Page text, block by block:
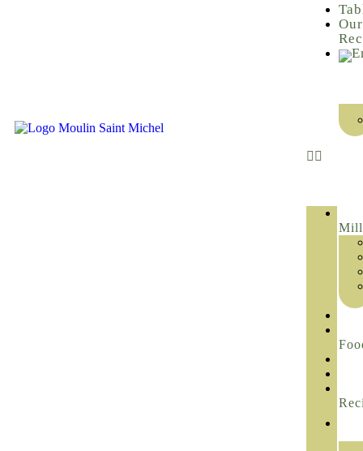
Our
Mill